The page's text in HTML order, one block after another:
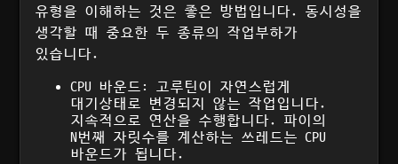
유형을 이해하는 것은 좋은 방법입니다. 동시성을
생각할 때 중요한 두 종류의 작업부하가
있습니다.
CPU 바운드: 고루틴이 자연스럽게
대기상태로 변경되지 않는 작업입니다.
지속적으로 연산을 수행합니다. 파이의
N번째 자릿수를 계산하는 쓰레드는 CPU
바운드가 됩니다.